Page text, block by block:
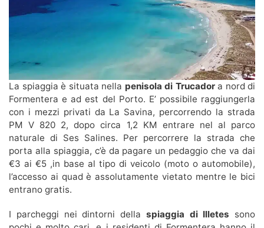
La spiaggia è situata nella penisola di Trucadora nord di
Formentera e ad est del Porto. E’ possibile raggiungerla
con i mezzi privati da La Savina, percorrendo la strada
PM V 820 2, dopo circa 1,2 KM entrare nel al parco
naturale di Ses Salines. Per percorrere la strada che
porta alla spiaggia, c’è da pagare un pedaggio che va dai
€3 ai €5 ,in base al tipo di veicolo (moto o automobile),
l’accesso ai quad è assolutamente vietato mentre le bici
entrano gratis.
I parcheggi nei dintorni della spiaggia di Illetes sono